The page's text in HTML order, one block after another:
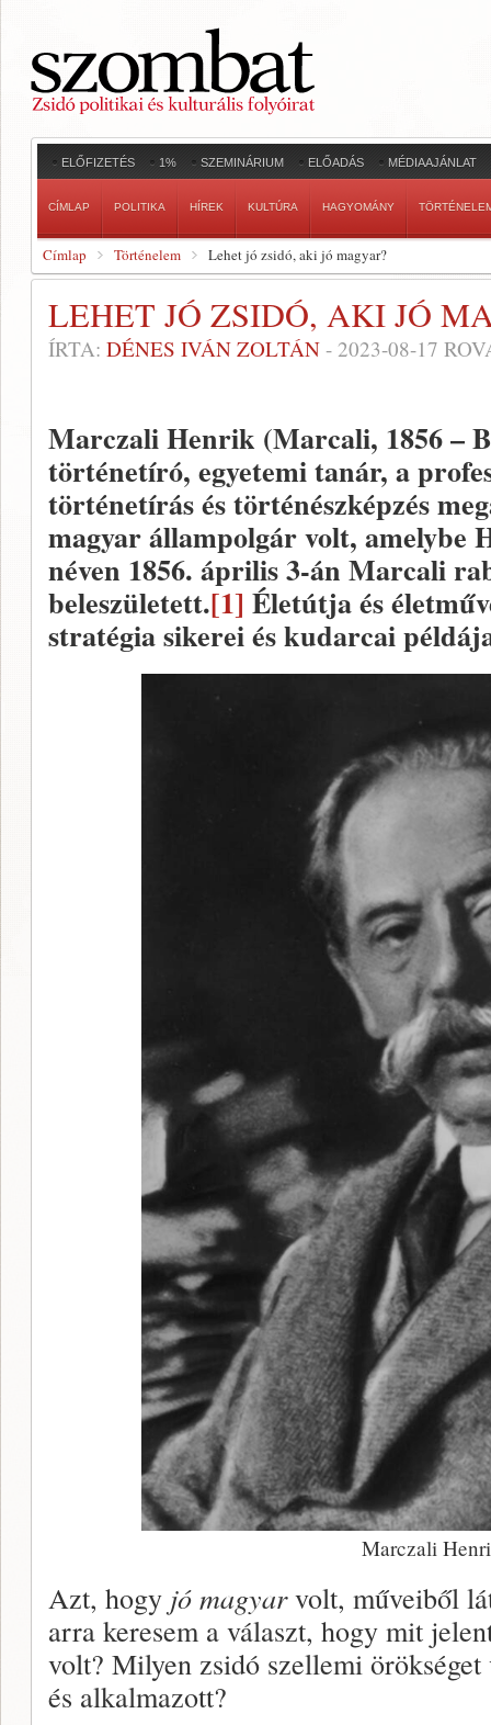
ELŐFIZETÉS 1% SZEMINÁRIUM ELŐADÁS MÉDIAAJÁNLAT
CÍMLAP POLITIKA HÍREK KULTÚRA HAGYOMÁNY
Címlap Történelem Lehet jó zsidó, aki jó magyar?
LEHET JÓ ZSIDÓ, AKI JÓ
ÍRTA: DÉNES IVÁN ZOLTÁN - 2023-08-17
Marczali Henrik (Marcali, 1856 –
történetíró, egyetemi tanár, a
történetírás és történészképzés
magyar állampolgár volt, amelybe
néven 1856. április 3-án Marcali
beleszületett.[1] Életútja és
stratégia sikerei és kudarcai
Marczali
Azt, hogy jó magyarvolt, műveiből
arra keresem a választ, hogy mit
volt? Milyen zsidó szellemi
és alkalmazott?